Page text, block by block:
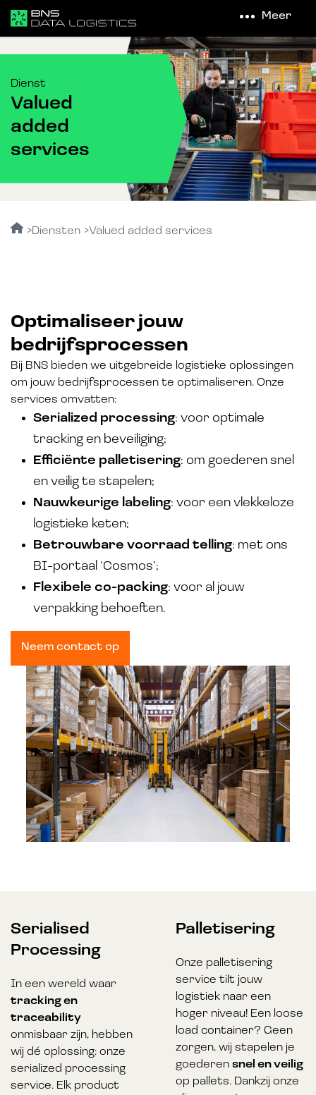
Meer
Dienst
Valued
added
services
Diensten Valued added services
Optimaliseer jouw
bedrijfsprocessen
Bij BNS bieden we uitgebreide logistieke oplossingen
om jouw bedrijfsprocessen te optimaliseren. Onze
services omvatten:
Serialized processing: voor optimale
tracking en beveiliging;
Efficiënte palletisering: om goederen snel
en veilig te stapelen;
Nauwkeurige labeling: voor een vlekkeloze
logistieke keten;
Betrouwbare voorraad telling: met ons
BI-portaal ‘Cosmos’;
Flexibele co-packing: voor al jouw
verpakking behoeften.
Neem contact op
Serialised
Processing
In een wereld waar
tracking en
traceability
onmisbaar zijn, hebben
wij dé oplossing: onze
serialized processing
service. Elk product
Palletisering
Onze palletisering
service tilt jouw
logistiek naar een
hoger niveau! Een loose
load container? Geen
zorgen, wij stapelen je
goederen snel en veilig
op pallets. Dankzij onze